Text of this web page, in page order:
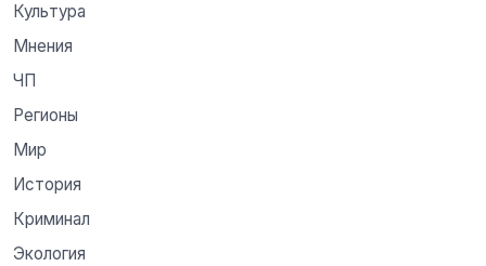
Культура
Мнения
ЧП
Регионы
Мир
История
Криминал
Экология